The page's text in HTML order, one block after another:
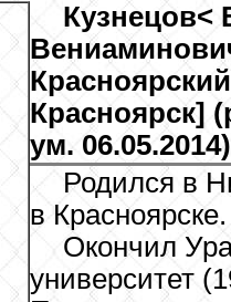
Кузнецов<
Красноярск]
ум. 06.05.2014)
Родился в
в Красноярске.
Окончил
университет